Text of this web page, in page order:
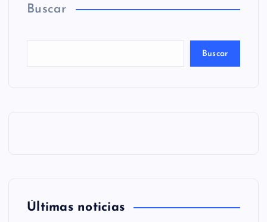
Buscar
Buscar
Últimas noticias